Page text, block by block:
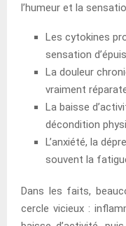
l’humeur et la
Les cytokines
sensation
La douleur
vraiment
La baisse
décondition
L’anxiété, la
souvent la
Dans les faits,
cercle vicieux :